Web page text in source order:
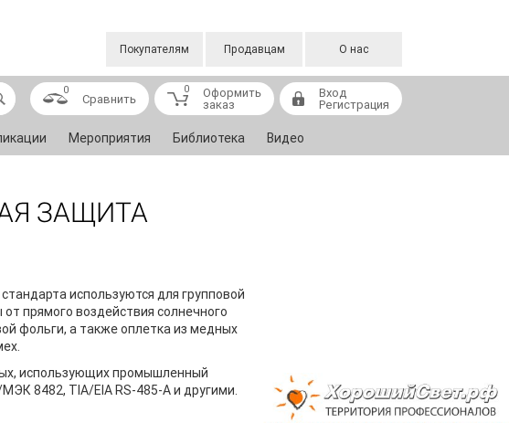
Покупателям Продавцам О нас
0
Сравнить
0
Оформить
заказ
Вход
Регистрация
Мероприятия Библиотека Видео
ЗАЩИТА
используются для групповой
прямого воздействия солнечного
фольги, а также оплетка из медных
использующих промышленный
8482, TIA/EIA RS-485-A и другими.